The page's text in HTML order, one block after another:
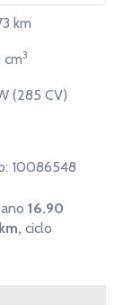
130 cm
cm
km
3
(285 CV)
10086548
16.90
ciclo